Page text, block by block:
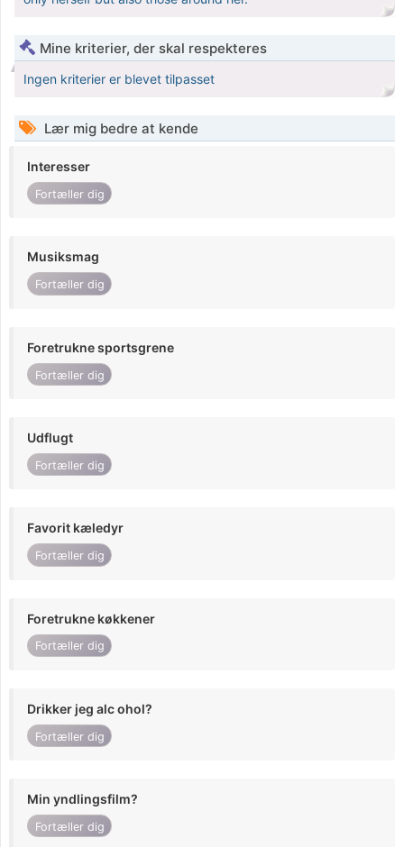
Mine kriterier, der skal respekteres
Ingen kriterier er blevet tilpasset
Lær mig bedre at kende
Interesser
Fortæller dig
Musiksmag
Fortæller dig
Foretrukne sportsgrene
Fortæller dig
Udflugt
Fortæller dig
Favorit kæledyr
Fortæller dig
Foretrukne køkkener
Fortæller dig
Drikker jeg alc ohol?
Fortæller dig
Min yndlingsfilm?
Fortæller dig